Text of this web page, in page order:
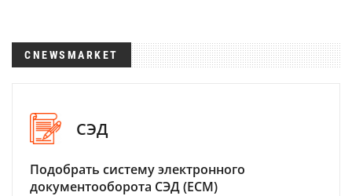
CNEWSMARKET
СЭД
Подобрать систему электронного
документооборота СЭД (ECM)